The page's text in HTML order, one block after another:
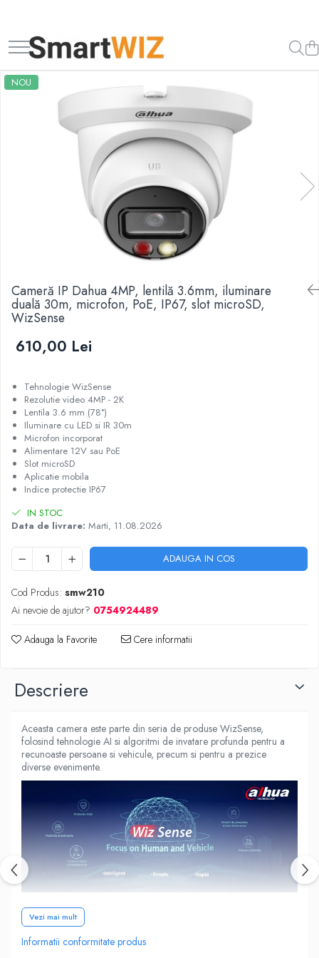
Cameră IP Dahua 4MP, lentilă 3.6mm, iluminare
duală 30m, microfon, PoE, IP67, slot microSD,
WizSense
NOU
610,00 Lei
Tehnologie WizSense
Rezolutie video 4MP - 2K
Lentila 3.6 mm (78°)
Iluminare cu LED si IR 30m
Microfon incorporat
Alimentare 12V sau PoE
Slot microSD
Aplicatie mobila
Indice protectie IP67
IN STOC
Data de livrare: Marti, 11.08.2026
ADAUGA IN COS
Cod Produs: smw210
Ai nevoie de ajutor? 0754924489
Adauga la Favorite Cere informatii
Descriere
Aceasta camera este parte din seria de produse WizSense,
folosind tehnologie AI si algoritmi de invatare profunda pentru a
recunoaste persoane si vehicule, precum si pentru a prezice
diverse evenimente.
Cu cat rezolutia video este mai
Vezi mai mult
Informatii conformitate produs